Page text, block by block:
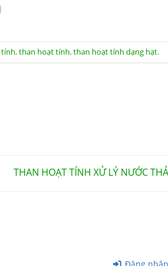
,than hoạt tính,than hoạt tính dạng hạt.
THAN HOẠT TÍNH XỬ LÝ NƯỚC